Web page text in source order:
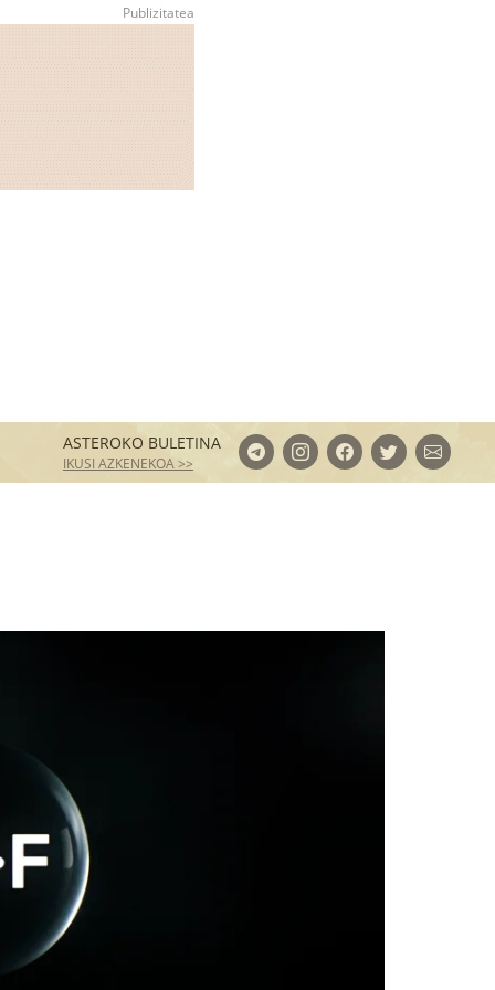
ASTEROKO BULETINA
IKUSI AZKENEKOA >>